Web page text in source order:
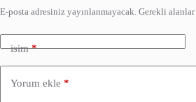
E-posta adresiniz yayınlanmayacak. Gerekli alanlar
isim*
Yorum ekle *